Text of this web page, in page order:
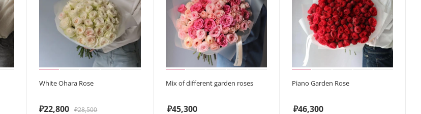
White Ohara Rose
₽22,800 ₽28,500
Mix of different garden roses
₽45,300
Piano Garden Rose
₽46,300